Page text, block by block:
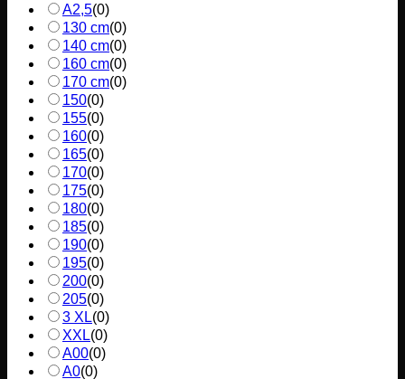
A2,5(0)
130 cm(0)
140 cm(0)
160 cm(0)
170 cm(0)
150(0)
155(0)
160(0)
165(0)
170(0)
175(0)
180(0)
185(0)
190(0)
195(0)
200(0)
205(0)
3 XL(0)
XXL(0)
A00(0)
A0(0)